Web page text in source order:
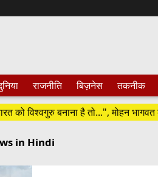
राजनीति बिज़नेस तकनीक
विश्वगुरु बनाना है तो...", मोहन भागवत का
in Hindi